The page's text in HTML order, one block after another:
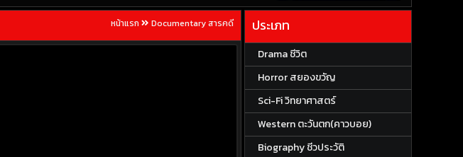
หน้าแรก Documentary สารคดี ประเภท
Drama ชีวิต
Horror สยองขวัญ
Sci-Fi วิทยาศาสตร์
Western ตะวันตก(คาวบอย)
Biography ชีวประวัติ